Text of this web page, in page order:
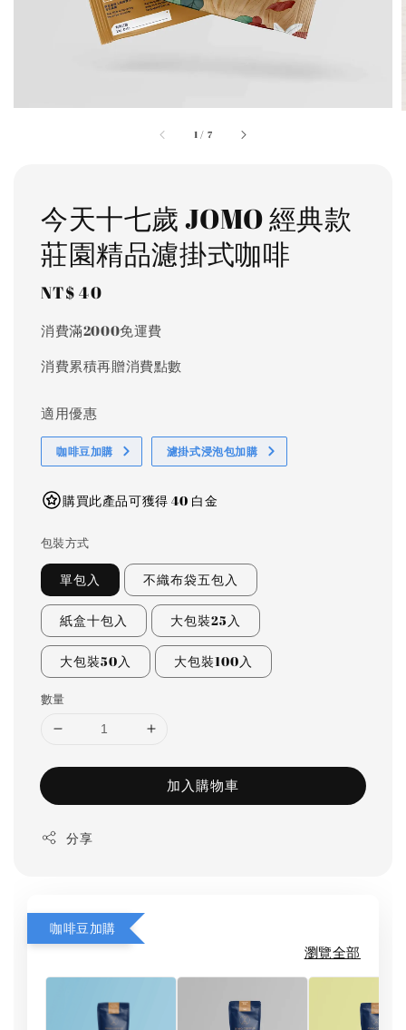
1 / 7
今天十七歲 JOMO 經典款
莊園精品濾掛式咖啡
Regular
NT$ 40
消費滿2000免運費
消費累積再贈消費點數
適用優惠
咖啡豆加購 濾掛式浸泡包加購
購買此產品可獲得 40 白金
包裝方式
單包入 不織布袋五包入
紙盒十包入 大包裝25入
大包裝50入 大包裝100入
數量
加入購物車
分享
咖啡豆加購
瀏覽全部